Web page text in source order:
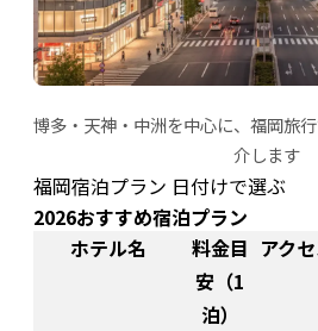
博多・天神・中洲を中心に、福岡旅
介します
福岡宿泊プラン 日付けで選ぶ
2026おすすめ宿泊プラン
ホテル名
料金目
安（1
泊）
アク